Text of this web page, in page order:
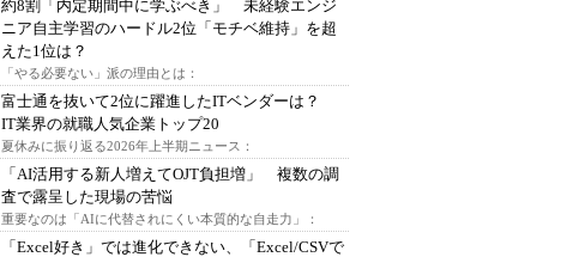
約8割「内定期間中に学ぶべき」 未経験エンジ
ニア自主学習のハードル2位「モチベ維持」を超
えた1位は？
「やる必要ない」派の理由とは：
富士通を抜いて2位に躍進したITベンダーは？
IT業界の就職人気企業トップ20
夏休みに振り返る2026年上半期ニュース：
「AI活用する新人増えてOJT負担増」 複数の調
査で露呈した現場の苦悩
重要なのは「AIに代替されにくい本質的な自走力」：
「Excel好き」では進化できない、「Excel/CSVで